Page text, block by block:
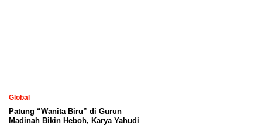
Global
Patung “Wanita Biru” di Gurun
Madinah Bikin Heboh, Karya Yahudi